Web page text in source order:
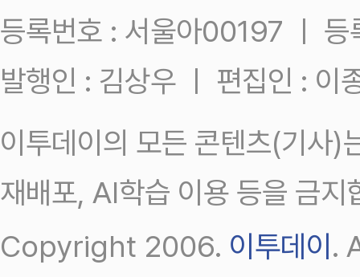
등록번호 : 서울아00197 ㅣ
발행인 : 김상우 ㅣ 편집인 : 이
이투데이의 모든 콘텐츠(기사)
재배포, AI학습 이용 등을 금지
Copyright 2006. 이투데이.